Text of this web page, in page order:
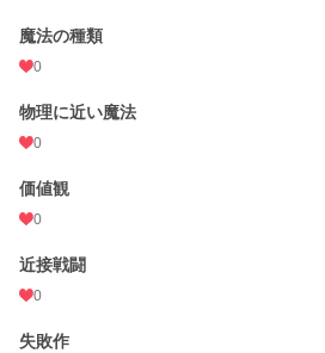
魔法の種類
0
物理に近い魔法
0
価値観
0
近接戦闘
0
失敗作